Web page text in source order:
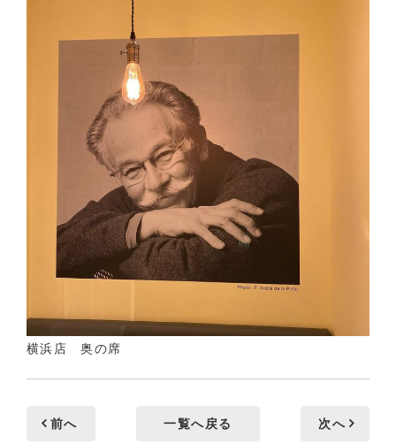
横浜店 奥の席
前へ 一覧へ戻る 次へ